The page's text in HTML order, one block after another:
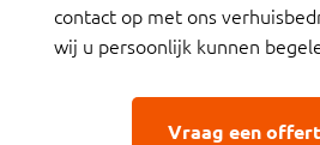
contact op met ons
wij u persoonlijk kunnen
Vraag een